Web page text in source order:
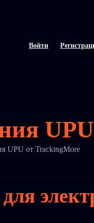
Войти
UPU
UPU от TrackingMore